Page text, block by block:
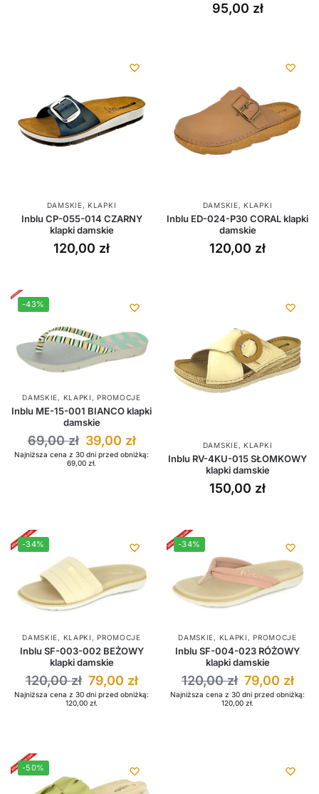
95,00 zł
DAMSKIE,KLAPKI
Inblu CP-055-014 CZARNY
klapki damskie
120,00 zł
DAMSKIE,KLAPKI
Inblu ED-024-P30 CORAL klapki
damskie
120,00 zł
-43%
DAMSKIE, KLAPKI ,PROMOCJE
Inblu ME-15-001 BIANCO klapki
damskie
69,00zł 39,00 zł
Najniższa cena z 30 dni przed obniżką:
69,00 zł.
DAMSKIE,KLAPKI
Inblu RV-4KU-015 SŁOMKOWY
klapki damskie
150,00 zł
-34%
DAMSKIE, KLAPKI ,PROMOCJE
Inblu SF-003-002 BEŻOWY
klapki damskie
120,00zł 79,00 zł
Najniższa cena z 30 dni przed obniżką:
120,00 zł.
-34%
DAMSKIE, KLAPKI ,PROMOCJE
Inblu SF-004-023 RÓŻOWY
klapki damskie
120,00zł 79,00 zł
Najniższa cena z 30 dni przed obniżką:
120,00 zł.
-50%